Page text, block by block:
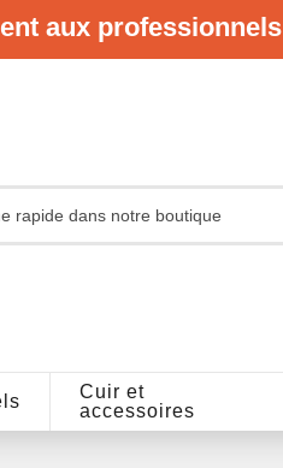
aux professionnels
Cuir et
accessoires